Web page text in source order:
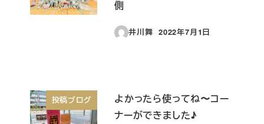
側
井川舞
投稿日
2022年7月1日
投稿ブログ
よかったら使ってね〜コー
ナーができました♪